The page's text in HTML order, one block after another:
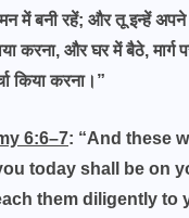
में बनी रहें; और तू इन्हें अपने
करना, और घर में बैठे,
किया करना।”
6:6–7: “And these
today shall be on
them diligently to